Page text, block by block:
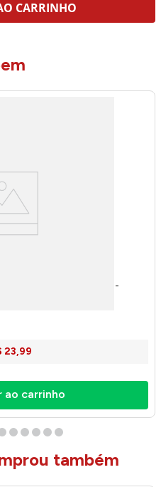
CARRINHO
4,5 Litros STC2261 -
23,99
ao carrinho
também